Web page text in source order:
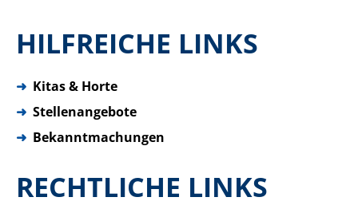
HILFREICHE LINKS
➜ Kitas & Horte
➜ Stellenangebote
➜ Bekanntmachungen
RECHTLICHE LINKS